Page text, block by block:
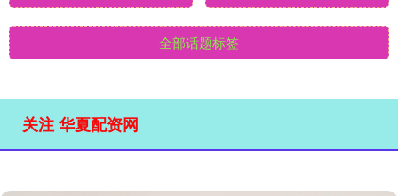
全部话题标签
关注 华夏配资网